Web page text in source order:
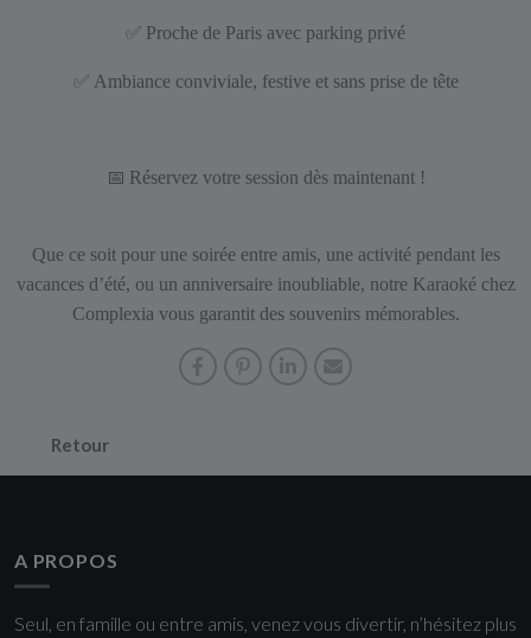
✅ Proche de Paris avec parking privé
✅ Ambiance conviviale, festive et sans prise de tête
📅 Réservez votre session dès maintenant !
Que ce soit pour une soirée entre amis, une activité pendant les
vacances d’été, ou un anniversaire inoubliable, notre Karaoké chez
Complexia vous garantit des souvenirs mémorables.
Retour
A PROPOS
Seul, en famille ou entre amis, venez vous divertir, n’hésitez plus